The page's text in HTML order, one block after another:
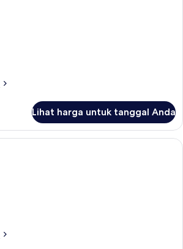
Lihat harga untuk tanggal Anda
Seprai antialergi, brankas, kedap